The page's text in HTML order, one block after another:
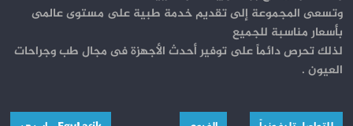
وتسعى المجموعة إلى تقديم خدمة طبية على مستوى عالمى
بأسعار مناسبة للجميع
لذلك تحرص دائماً على توفير أحدث الأجهزة فى مجال طب وجراحات
العيون .